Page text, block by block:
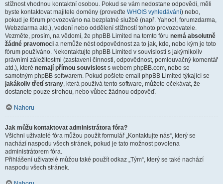
stížnost vhodnou kontaktní osobou. Pokud se vám nedostane odpovědi, měli
byste kontaktovat majitele domény (proveďte WHOIS vyhledávání) nebo,
pokud je fórum provozováno na bezplatné službě (např. Yahoo!, forumzdarma,
Webzdarma atd.), vedení nebo oddělení stížností tohoto provozovatele.
Vezměte, prosím, na vědomí, že phpBB Limited na tomto fóru nemá absolutně
žádné pravomoci a nemůže nést odpovědnost za to jak, kde, nebo kým je toto
fórum používáno. Nekontaktujte phpBB Limited v souvislosti s jakýmikoliv
právními záležitostmi (zastavení činnosti, odpovědnost, pomlouvačný komentář
atd.), které nemají přímou souvislost s webem phpBB.com, nebo se
samotným phpBB softwarem. Pokud pošlete email phpBB Limited týkající se
jakákoliv třetí strany, která používá tento software, můžete očekávat, že
dostanete pouze strohou, nebo vůbec žádnou odpověď.
Nahoru
Jak můžu kontaktovat administrátora fóra?
Všichni uživatelé fóra můžou použít formulář „Kontaktujte nás“, který se
nachází naspodu všech stránek, pokud je tato možnost povolena
administrátorem fóra.
Přihlášení uživatelé můžou také použít odkaz „Tým“, který se také nachází
naspodu všech stránek.